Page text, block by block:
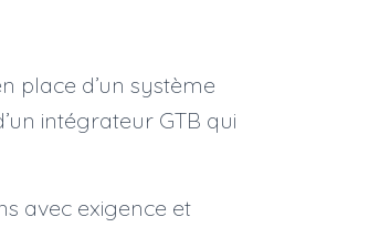
place d’un système
intégrateur GTB qui
avec exigence et